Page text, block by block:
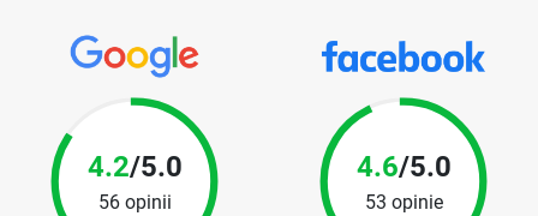
4.2/5.0
56 opinii
4.6/5.0
53 opinie